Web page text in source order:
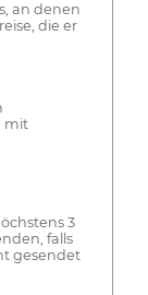
an denen
die er
mit
3
falls
gesendet